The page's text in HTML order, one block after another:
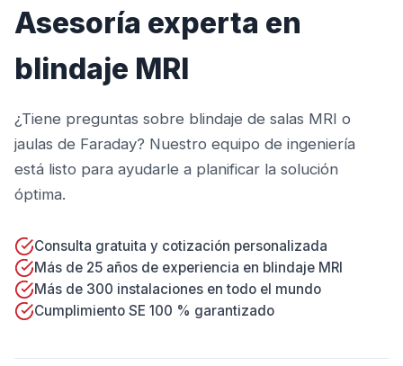
Asesoría experta en
blindaje MRI
¿Tiene preguntas sobre blindaje de salas MRI o
jaulas de Faraday? Nuestro equipo de ingeniería
está listo para ayudarle a planificar la solución
óptima.
Consulta gratuita y cotización personalizada
Más de 25 años de experiencia en blindaje MRI
Más de 300 instalaciones en todo el mundo
Cumplimiento SE 100 % garantizado